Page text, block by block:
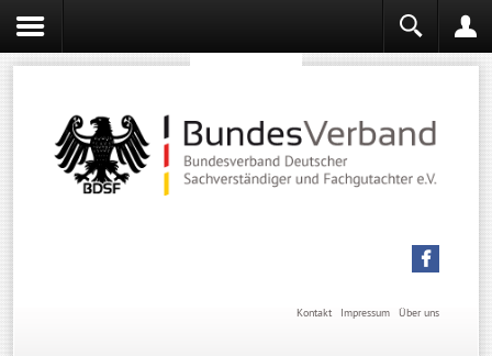
Über uns
Impressum
Kontakt